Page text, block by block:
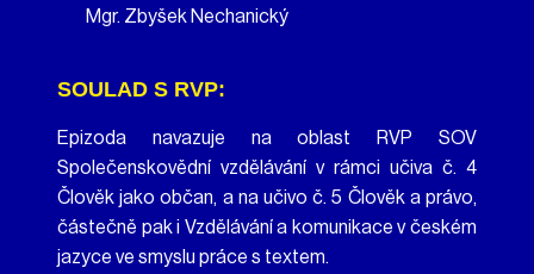
Mgr. Zbyšek Nechanický
SOULAD S RVP:
Epizoda navazuje na oblast RVP SOV
Společenskovědní vzdělávání v rámci učiva č. 4
Člověk jako občan, a na učivo č. 5 Člověk a právo,
částečně pak i Vzdělávání a komunikace v českém
jazyce ve smyslu práce s textem.